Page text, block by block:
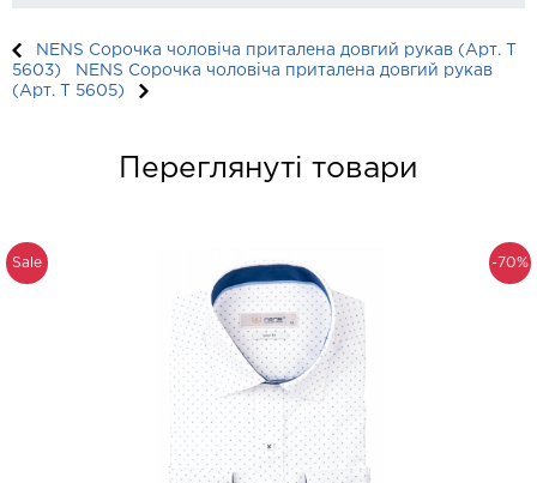
NENS Сорочка чоловіча приталена довгий рукав (Арт. T
5603)
NENS Сорочка чоловіча приталена довгий рукав
(Арт. T 5605)
Переглянуті товари
-70%
Sale